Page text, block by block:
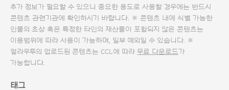
추가 정보가 필요할 수 있으니 중요한 용도로 사용할 경우에는 반드시
콘텐츠 관련기관에 확인하시기 바랍니다. ※ 콘텐츠 내에 식별 가능한
인물의 초상 혹은 특정한 타인의 재산물이 포함되지 않은 콘텐츠는
이용범위에 따라 사용이 가능하며, 일부 예외일 수 있습니다. ※
얼라우투의 업로드된 콘텐츠는 CCL에 따라 무료 다운로드가
가능합니다.
태그